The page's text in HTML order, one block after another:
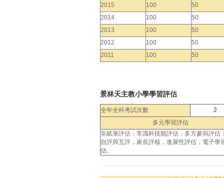
2015
100
50
2014
100
50
2013
100
50
2012
100
50
2011
100 50
景林天主教小學學習評估
全年全科考試次數
2
多元學習評估
非紙筆評估：常識科技能評估；多方參與評估
自評與互評，家長評核，進展性評估，電子學
估。